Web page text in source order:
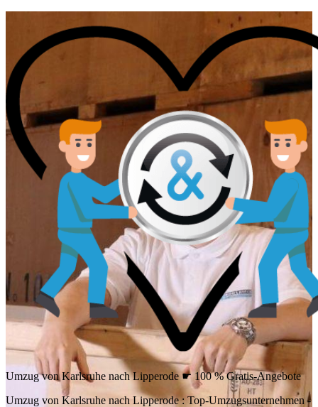
Umzug von Karlsruhe nach Lipperode ☛ 100 % Gratis-Angebote
Umzug von Karlsruhe nach Lipperode : Top-Umzugsunternehmen -